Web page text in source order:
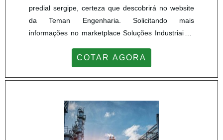
predial sergipe, certeza que descobrirá no website
da Teman Engenharia. Solicitando mais
informações no marketplace Soluções Industriais e
aqui! Quando o desejo é por empresas manutenção
Engenharia poderá encontrar proteção com
EMPRESAS MANUTENÇÃO PRED...
COTAR AGORA